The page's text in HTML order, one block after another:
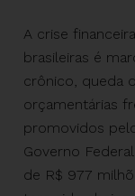
A crise
brasileiras é
crônico, queda
orçamentárias
promovidos
Governo
de R$ 977